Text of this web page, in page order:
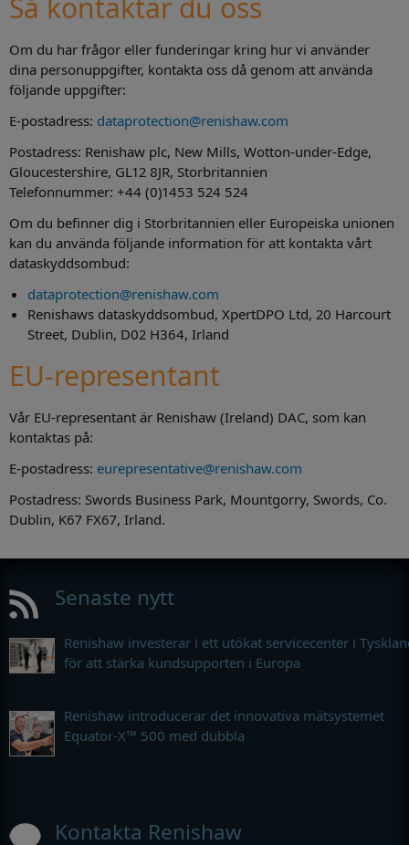
Så kontaktar du oss
Om du har frågor eller funderingar kring hur vi använder
dina personuppgifter, kontakta oss då genom att använda
följande uppgifter:
E-postadress: dataprotection@renishaw.com
Postadress: Renishaw plc, New Mills, Wotton-under-Edge,
Gloucestershire, GL12 8JR, Storbritannien
Telefonnummer: +44 (0)1453 524 524
Om du befinner dig i Storbritannien eller Europeiska unionen
kan du använda följande information för att kontakta vårt
dataskyddsombud:
dataprotection@renishaw.com
Renishaws dataskyddsombud, XpertDPO Ltd, 20 Harcourt
Street, Dublin, D02 H364, Irland
EU-representant
Vår EU-representant är Renishaw (Ireland) DAC, som kan
kontaktas på:
E-postadress: eurepresentative@renishaw.com
Postadress: Swords Business Park, Mountgorry, Swords, Co.
Dublin, K67 FX67, Irland.
Senaste nytt
Renishaw investerar i ett utökat servicecenter i
för att stärka kundsupporten i Europa
Renishaw introducerar det innovativa mätsystemet
Equator-X™ 500 med dubbla
Kontakta Renishaw